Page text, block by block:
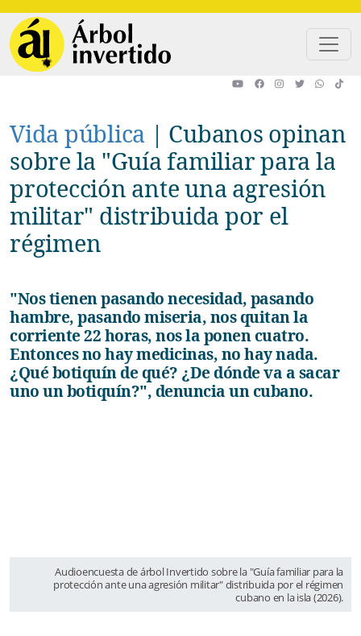
Vida pública | Cubanos opinan
sobre la "Guía familiar para la
protección ante una agresión
militar" distribuida por el
régimen
"Nos tienen pasando necesidad, pasando
hambre, pasando miseria, nos quitan la
corriente 22 horas, nos la ponen cuatro.
Entonces no hay medicinas, no hay nada.
¿Qué botiquín de qué? ¿De dónde va a sacar
uno un botiquín?", denuncia un cubano.
Audioencuesta de árbol Invertido sobre la "Guía familiar para la
protección ante una agresión militar" distribuida por el régimen
cubano en la isla (2026).